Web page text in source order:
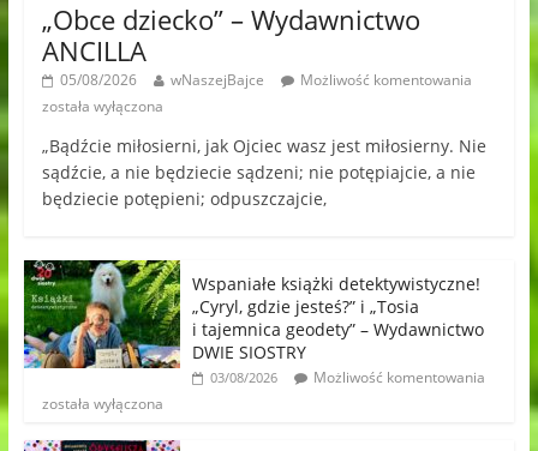
„Obce dziecko” – Wydawnictwo
ANCILLA
05/08/2026 wNaszejBajce
Możliwość komentowania
została wyłączona
„Bądźcie miłosierni, jak Ojciec wasz jest miłosierny. Nie
sądźcie, a nie będziecie sądzeni; nie potępiajcie, a nie
będziecie potępieni; odpuszczajcie,
Wspaniałe książki detektywistyczne!
„Cyryl, gdzie jesteś?” i „Tosia
i tajemnica geodety” – Wydawnictwo
DWIE SIOSTRY
03/08/2026
Możliwość komentowania
została wyłączona